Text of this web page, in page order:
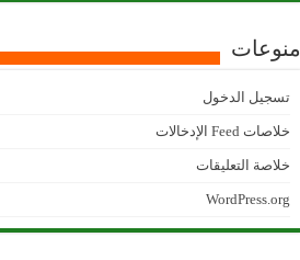
منوعات
تسجيل الدخول
خلاصات Feed الإدخالات
خلاصة التعليقات
WordPress.org